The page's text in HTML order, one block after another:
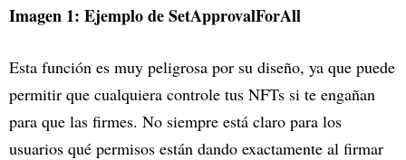
Imagen 1: Ejemplo de SetApprovalForAll
Esta función es muy peligrosa por su diseño, ya que puede
permitir que cualquiera controle tus NFTs si te engañan
para que las firmes. No siempre está claro para los
usuarios qué permisos están dando exactamente al firmar